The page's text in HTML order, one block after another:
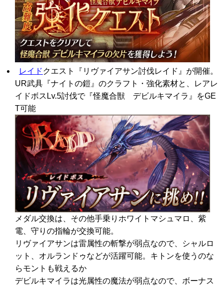
レイド クエスト『リヴァイアサン討伐レイド』が開催。
UR武具『ナイトの鎧』のクラフト・強化素材と、レアレ
イドボスLv.5討伐で『怪魔合獣 デビルキマイラ』をGE
T可能
メダル交換は、その他手乗りホワイトマシュマロ、紫
電、守りの指輪が交換可能。
リヴァイアサンは雷属性の斬撃が弱点なので、シャルロ
ット、オルランドゥなどが活躍可能。キトンを使うのな
らモントも戦えるか
デビルキマイラは光属性の魔法が弱点なので、ボーナス